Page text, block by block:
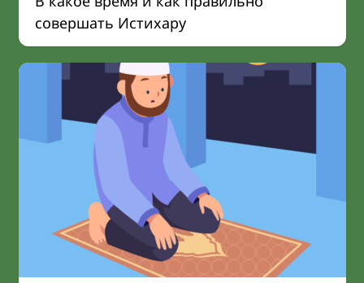
совершать Истихару